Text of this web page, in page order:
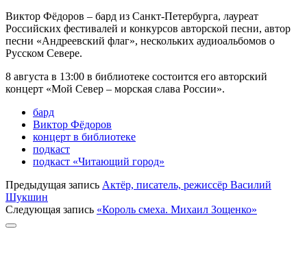
Виктор Фёдоров – бард из Санкт-Петербурга, лауреат
Российских фестивалей и конкурсов авторской песни, автор
песни «Андреевский флаг», нескольких аудиоальбомов о
Русском Севере.
8 августа в 13:00 в библиотеке состоится его авторский
концерт «Мой Север – морская слава России».
бард
Виктор Фёдоров
концерт в библиотеке
подкаст
подкаст «Читающий город»
Предыдущая запись Актёр, писатель, режиссёр Василий
Шукшин
Следующая запись «Король смеха. Михаил Зощенко»
Прокрутка